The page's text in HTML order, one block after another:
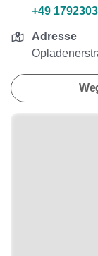
+49
Adresse